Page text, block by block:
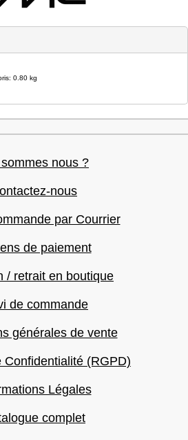
0.80 kg
nous ?
nous
par Courrier
de paiement
/ retrait en boutique
de commande
générales de vente
Confidentialité (RGPD)
Légales
complet